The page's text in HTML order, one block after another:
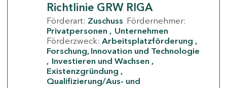
Richtlinie GRW RIGA
Förderart: Zuschuss Fördernehmer:
Privatpersonen
Unternehmen
Förderzweck: Arbeitsplatzförderung
Forschung, Innovation und Technologie
Investieren und Wachsen
Existenzgründung
Qualifizierung/Aus- und